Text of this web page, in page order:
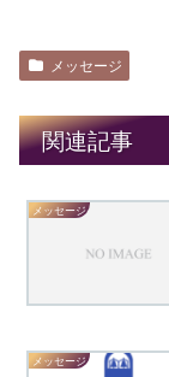
メッセージ
関連記事
メッセージ
メッセージ